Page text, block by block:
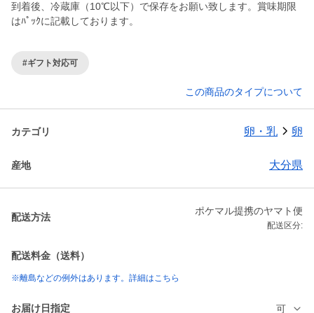
到着後、冷蔵庫（10℃以下）で保存をお願い致します。賞味期限
はﾊﾟｯｸに記載しております。
#ギフト対応可
この商品のタイプについて
カテゴリ 卵・乳 卵
産地 大分県
配送方法
ポケマル提携のヤマト便
配送区分:
配送料金（送料）
※離島などの例外はあります。詳細はこちら
お届け日指定 可